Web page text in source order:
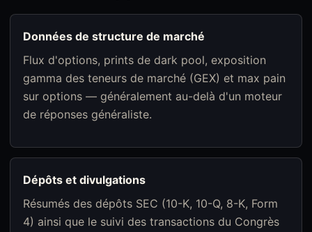
Données de structure de marché
Flux d'options, prints de dark pool, exposition
gamma des teneurs de marché (GEX) et max pain
sur options — généralement au-delà d'un moteur
de réponses généraliste.
Dépôts et divulgations
Résumés des dépôts SEC (10-K, 10-Q, 8-K, Form
4) ainsi que le suivi des transactions du Congrès